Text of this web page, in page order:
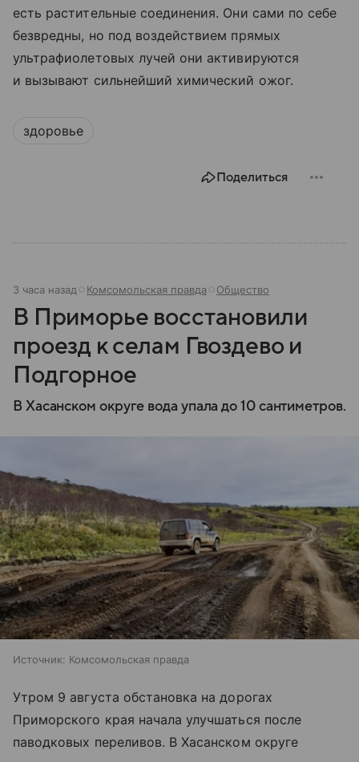
есть растительные соединения. Они сами по себе
безвредны, но под воздействием прямых
ультрафиолетовых лучей они активируются
и вызывают сильнейший химический ожог.
здоровье
Поделиться
3 часа назад Комсомольская правда Общество
В Приморье восстановили
проезд к селам Гвоздево и
Подгорное
В Хасанском округе вода упала до 10 сантиметров.
Источник: Комсомольская правда
Утром 9 августа обстановка на дорогах
Приморского края начала улучшаться после
паводковых переливов. В Хасанском округе